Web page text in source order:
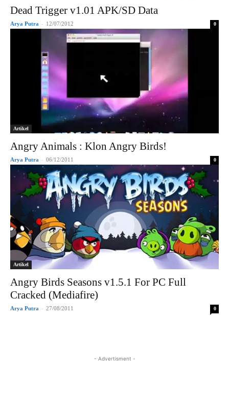
Dead Trigger v1.01 APK/SD Data
Arya Putra - 12/07/2012 0
Artikel
Angry Animals : Klon Angry Birds!
Arya Putra - 06/12/2011 0
Artikel
Angry Birds Seasons v1.5.1 For PC Full
Cracked (Mediafire)
Arya Putra - 27/08/2011 0
- Advertisment -